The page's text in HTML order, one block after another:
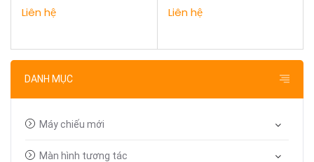
DANH MỤC
Máy chiếu mới
Màn hình tương tác
Liên hệ Liên hệ